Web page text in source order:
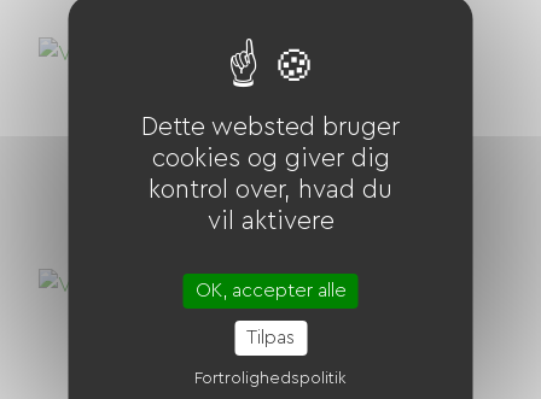
Dette websted bruger
cookies og giver dig
kontrol over, hvad du
vil aktivere
OK, accepter alle
Tilpas
Fortrolighedspolitik